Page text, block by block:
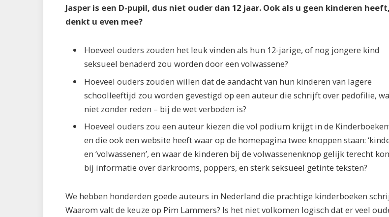
Jasper is een D-pupil, dus niet ouder dan 12 jaar. Ook als u geen kinderen heeft,
denkt u even mee?
Hoeveel ouders zouden het leuk vinden als hun 12-jarige, of nog jongere kind
seksueel benaderd zou worden door een volwassene?
Hoeveel ouders zouden willen dat de aandacht van hun kinderen van lagere
schoolleeftijd zou worden gevestigd op een auteur die schrijft over pedofilie,
niet zonder reden – bij de wet verboden is?
Hoeveel ouders zou een auteur kiezen die vol podium krijgt in de
en die ook een website heeft waar op de homepagina twee knoppen staan:
en ‘volwassenen’, en waar de kinderen bij de volwassenenknop gelijk terecht
bij informatie over darkrooms, poppers, en sterk seksueel getinte teksten?
We hebben honderden goede auteurs in Nederland die prachtige kinderboeken
Waarom valt de keuze op Pim Lammers? Is het niet volkomen logisch dat er veel